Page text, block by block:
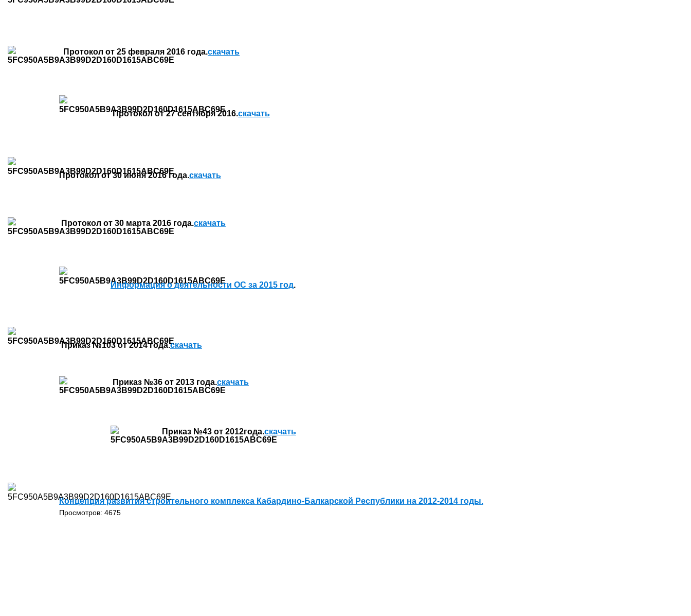
Протокол от 25 февраля 2016 года.скачать
Протокол от 27 сентября 2016.скачать
Протокол от 30 июня 2016 года.скачать
Протокол от 30 марта 2016 года.скачать
Информация о деятельности ОС за 2015 год.
Приказ №103 от 2014 года.скачать
Приказ №36 от 2013 года.скачать
Приказ №43 от 2012года.скачать
Концепция развития строительного комплекса Кабардино-Балкарской Республики на 2012-2014 годы.
Просмотров: 4675